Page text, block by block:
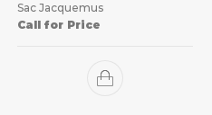
Sac Jacquemus
Call for Price